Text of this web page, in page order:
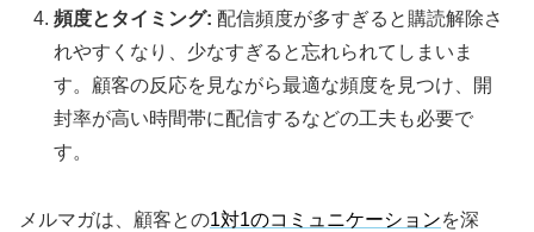
頻度とタイミング: 配信頻度が多すぎると購読解除さ
れやすくなり、少なすぎると忘れられてしまいま
す。顧客の反応を見ながら最適な頻度を見つけ、開
封率が高い時間帯に配信するなどの工夫も必要で
す。
メルマガは、顧客との1対1のコミュニケーションを深